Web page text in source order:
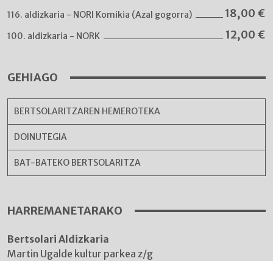
116. aldizkaria - NORI Komikia (Azal gogorra) 18,00 €
100. aldizkaria - NORK 12,00 €
GEHIAGO
BERTSOLARITZAREN HEMEROTEKA
DOINUTEGIA
BAT-BATEKO BERTSOLARITZA
HARREMANETARAKO
Bertsolari Aldizkaria
Martin Ugalde kultur parkea z/g